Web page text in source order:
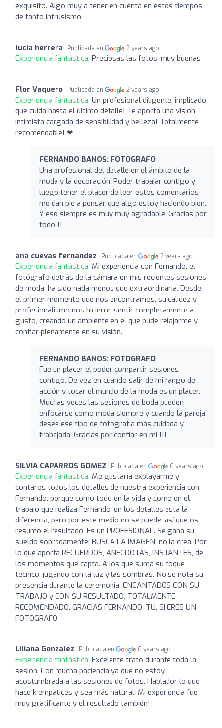
exquisito. Algo muy a tener en cuenta en estos tiempos
de tanto intrusismo.
lucia herrera Publicada en 2 years ago
Experiencia fantástica: Preciosas las fotos, muy buenas
Flor Vaquero Publicada en 2 years ago
Experiencia fantástica: Un profesional diligente, implicado
que cuida hasta el último detalle! Te aporta una visión
intimista cargada de sensibilidad y belleza! Totalmente
recomendable! ❤
FERNANDO BAÑOS: FOTOGRAFO
Una profesional del detalle en el ámbito de la
moda y la decoración. Poder trabajar contigo y
luego tener el placer de leer estos comentarios
me dan pie a pensar que algo estoy haciendo bien.
Y eso siempre es muy muy agradable. Gracias por
todo!!!
ana cuevas fernandez Publicada en 2 years ago
Experiencia fantástica: Mi experiencia con Fernando, el
fotógrafo detrás de la cámara en mis recientes sesiones
de moda, ha sido nada menos que extraordinaria. Desde
el primer momento que nos encontramos, su calidez y
profesionalismo nos hicieron sentir completamente a
gusto, creando un ambiente en el que pude relajarme y
confiar plenamente en su visión.
FERNANDO BAÑOS: FOTOGRAFO
Fue un placer el poder compartir sesiones
contigo. De vez en cuando salir de mi rango de
acción y tocar el mundo de la moda es un placer.
Muchas veces las sesiones de boda pueden
enfocarse como moda siempre y cuando la pareja
desee ese tipo de fotografía más cuidada y
trabajada. Gracias por confiar en mi !!!
SILVIA CAPARROS GOMEZ Publicada en 6 years ago
Experiencia fantástica: Me gustaría explayarme y
contaros todos los detalles de nuestra experiencia con
Fernando, porque como todo en la vida y como en el
trabajo que realiza Fernando, en los detalles esta la
diferencia, pero por este medio no se puede, así que os
resumo el resultado: Es un PROFESIONAL. Se gana su
sueldo sobradamente. BUSCA LA IMAGEN, no la crea. Por
lo que aporta RECUERDOS, ANECDOTAS, INSTANTES, de
los momentos que capta. A los que suma su toque
técnico, jugando con la luz y las sombras. No se nota su
presencia durante la ceremonia. ENCANTADOS CON SU
TRABAJO y CON SU RESULTADO. TOTALMENTE
RECOMENDADO. GRACIAS FERNANDO. TU, SI ERES UN
FOTÓGRAFO.
Liliana Gonzalez Publicada en 6 years ago
Experiencia fantástica: Excelente trato durante toda la
sesión. Con mucha paciencia ya que no estoy
acostumbrada a las sesiones de fotos. Hablador lo que
hace k empatices y sea más natural. Mi experiencia fue
muy gratificante y el resultado también!